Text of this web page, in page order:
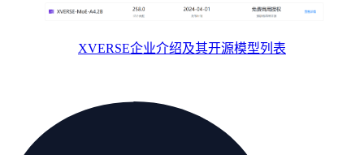
XVERSE企业介绍及其开源模型列表